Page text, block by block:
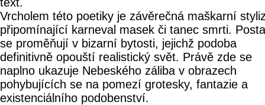
Vrcholem této poetiky je závěrečná maškarní
připomínající karneval masek či tanec smrti.
se proměňují v bizarní bytosti, jejichž podoba
definitivně opouští realistický svět. Právě zde se
naplno ukazuje Nebeského záliba v obrazech
pohybujících se na pomezí grotesky, fantazie a
existenciálního podobenství.